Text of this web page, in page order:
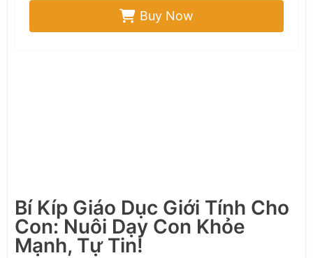
Buy Now
Bí Kíp Giáo Dục Giới Tính Cho
Con: Nuôi Dạy Con Khỏe
Mạnh, Tự Tin!